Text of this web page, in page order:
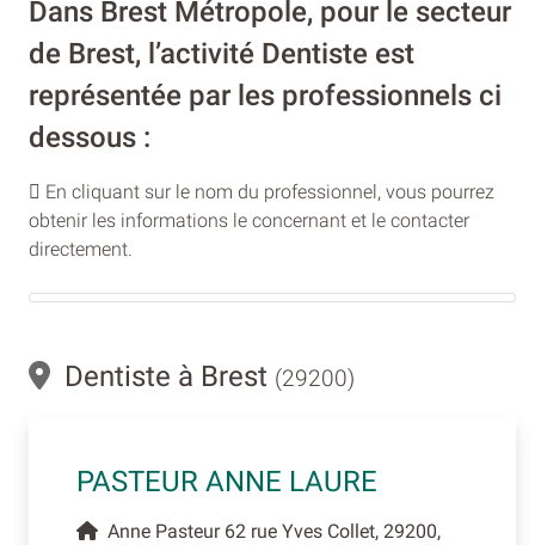
Dans Brest Métropole, pour le secteur
de Brest, l’activité Dentiste est
représentée par les professionnels ci
dessous :
En cliquant sur le nom du professionnel, vous pourrez
obtenir les informations le concernant et le contacter
directement.
Dentiste à Brest (29200)
PASTEUR ANNE LAURE
Anne Pasteur 62 rue Yves Collet, 29200,